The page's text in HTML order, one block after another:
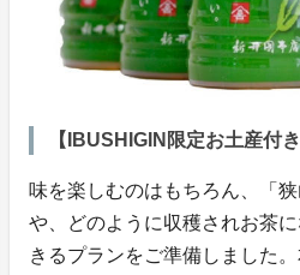
【IBUSHIGIN限定お土産付
味を楽しむのはもちろん、「
や、どのように収穫されお茶
きるプランをご準備しました